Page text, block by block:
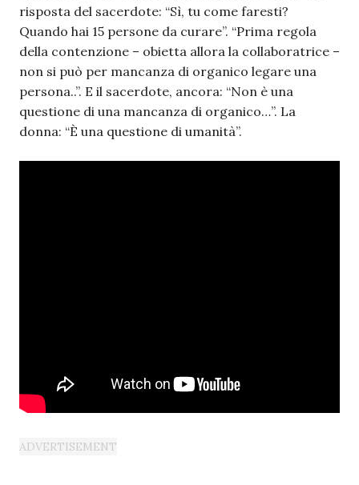
risposta del sacerdote: “Sì, tu come faresti?
Quando hai 15 persone da curare”. “Prima regola
della contenzione – obietta allora la collaboratrice –
non si può per mancanza di organico legare una
persona..”. E il sacerdote, ancora: “Non è una
questione di una mancanza di organico…”. La
donna: “È una questione di umanità”.